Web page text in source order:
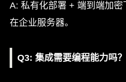
A: 私有化部署 + 端到端加
在企业服务器。
Q3: 集成需要编程能力吗？